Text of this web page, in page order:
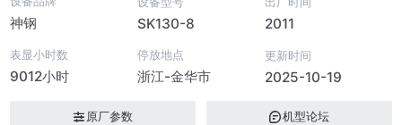
神钢 SK130-8 2011
表显小时数
9012小时
停放地点
浙江-金华市
更新时间
2025-10-19
原厂参数 机型论坛